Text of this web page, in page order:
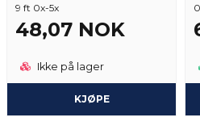
9 ft 0x-5x
48,07 NOK
Ikke på lager
KJØPE